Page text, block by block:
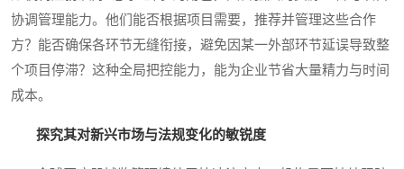
协调管理能力。他们能否根据项目需要，推荐并管理这些合作
方？能否确保各环节无缝衔接，避免因某一外部环节延误导致整
个项目停滞？这种全局把控能力，能为企业节省大量精力与时间
成本。
探究其对新兴市场与法规变化的敏锐度